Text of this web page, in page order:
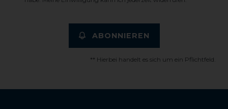
ABONNIEREN
** Hierbei handelt es sich um ein Pflichtfeld.